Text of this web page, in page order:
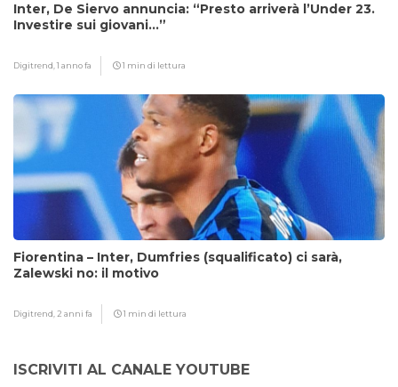
Inter, De Siervo annuncia: “Presto arriverà l’Under 23.
Investire sui giovani…”
Digitrend,1 anno fa 1 min di lettura
Fiorentina – Inter, Dumfries (squalificato) ci sarà,
Zalewski no: il motivo
Digitrend, 2 anni fa 1 min di lettura
ISCRIVITI AL CANALE YOUTUBE